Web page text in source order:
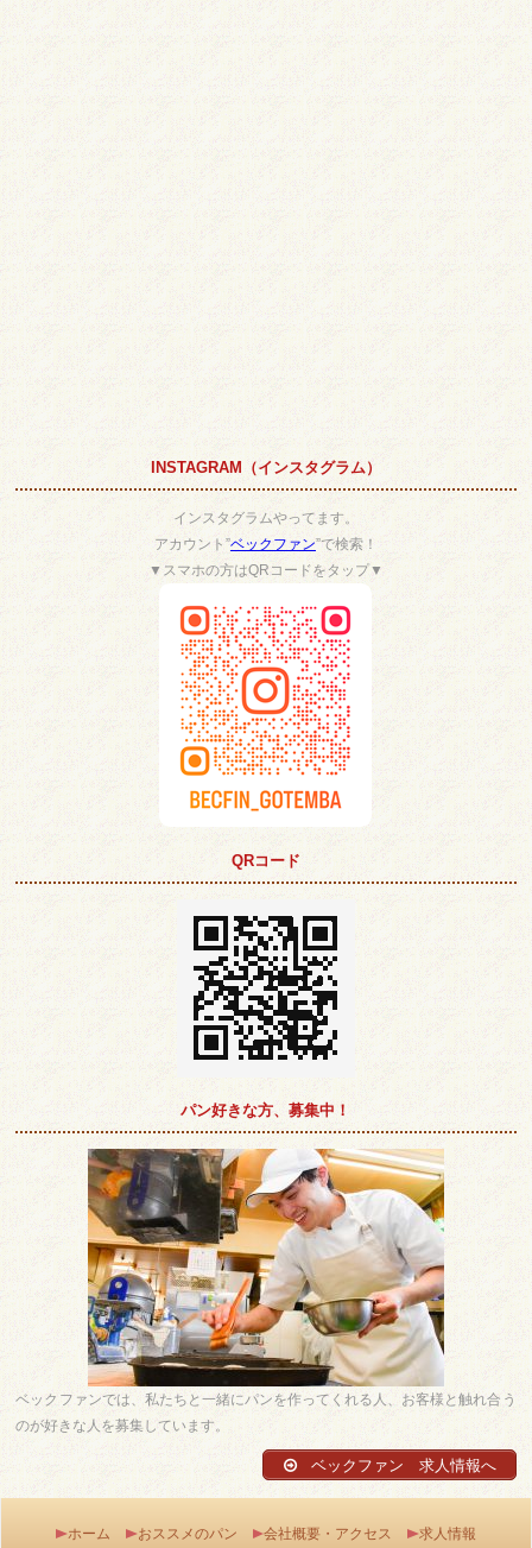
INSTAGRAM（インスタグラム）
インスタグラムやってます。
アカウント”ベックファン”で検索！
▼スマホの方はQRコードをタップ▼
QRコード
パン好きな方、募集中！
ベックファンでは、私たちと一緒にパンを作ってくれる人、お客様と触れ合う
のが好きな人を募集しています。
ベックファン 求人情報へ
ホーム おススメのパン 会社概要・アクセス 求人情報